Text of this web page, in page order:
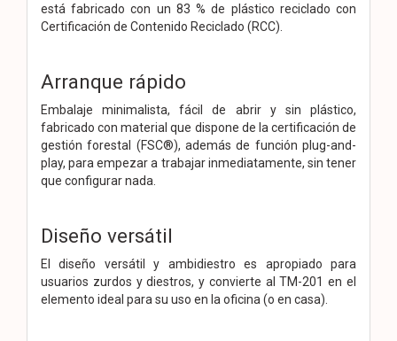
está fabricado con un 83 % de plástico reciclado con
Certificación de Contenido Reciclado (RCC).
Arranque rápido
Embalaje minimalista, fácil de abrir y sin plástico,
fabricado con material que dispone de la certificación de
gestión forestal (FSC®), además de función plug-and-
play, para empezar a trabajar inmediatamente, sin tener
que configurar nada.
Diseño versátil
El diseño versátil y ambidiestro es apropiado para
usuarios zurdos y diestros, y convierte al TM-201 en el
elemento ideal para su uso en la oficina (o en casa).